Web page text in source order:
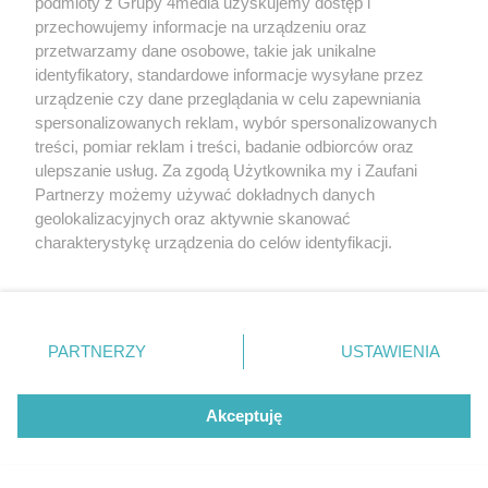
Data dodania galerii:
05.08.2026
(zdjęcia)
Liczba
51
przechowujemy informacje na urządzeniu oraz
przetwarzamy dane osobowe, takie jak unikalne
identyfikatory, standardowe informacje wysyłane przez
urządzenie czy dane przeglądania w celu zapewniania
spersonalizowanych reklam, wybór spersonalizowanych
treści, pomiar reklam i treści, badanie odbiorców oraz
ulepszanie usług. Za zgodą Użytkownika my i Zaufani
Partnerzy możemy używać dokładnych danych
geolokalizacyjnych oraz aktywnie skanować
charakterystykę urządzenia do celów identyfikacji.
zmienić/wycofać klikając przycisk ustawień prywatności
znajdujący się w lewym dolnym rogu strony
. Niektóre
użytkownika, ale masz prawo sprzeciwić się takiemu
przetwarzaniu. Preferencje będą miały zastosowania tylko
PARTNERZY USTAWIENIA
Akceptuję